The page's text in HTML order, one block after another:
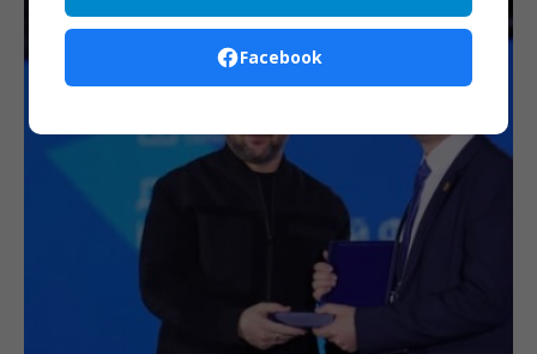
Facebook